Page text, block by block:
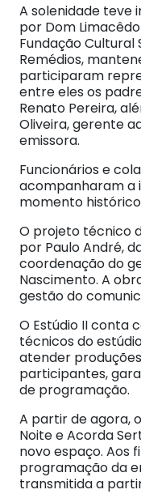
A solenidade teve
por Dom
Fundação Cultural
Remédios,
participaram
entre eles os
Renato Pereira,
Oliveira, gerente
emissora.
Funcionários e
acompanharam a
momento
O projeto técnico
por Paulo André,
coordenação do
Nascimento. A
gestão do
O Estúdio II conta
técnicos do
atender
participantes,
de programação.
A partir de agora,
Noite e Acorda
novo espaço. Aos
programação da
transmitida a